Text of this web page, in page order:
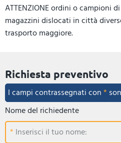
ATTENZIONE ordini o campioni
magazzini dislocati in città
trasporto maggiore.
Richiesta preventivo
I campi contrassegnati con*
Nome del richiedente
Inserisci il tuo nome: